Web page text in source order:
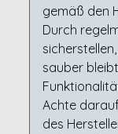
gemäß den
Durch
sauber
Achte
des